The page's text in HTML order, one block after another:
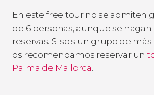
En este free tour no se admiten
de 6 personas, aunque se
reservas. Si sois un grupo de
os recomendamos reservar un
Palma de Mallorca.